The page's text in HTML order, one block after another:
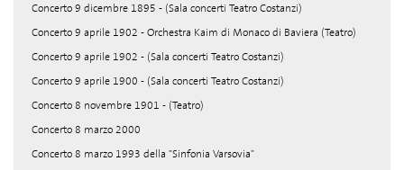
Concerto 9 dicembre 1895 - (Sala concerti Teatro Costanzi)
Concerto 9 aprile 1902 - Orchestra Kaim di Monaco di Baviera (Teatro)
Concerto 9 aprile 1902 - (Sala concerti Teatro Costanzi)
Concerto 9 aprile 1900 - (Sala concerti Teatro Costanzi)
Concerto 8 novembre 1901 - (Teatro)
Concerto 8 marzo 2000
Concerto 8 marzo 1993 della "Sinfonia Varsovia"